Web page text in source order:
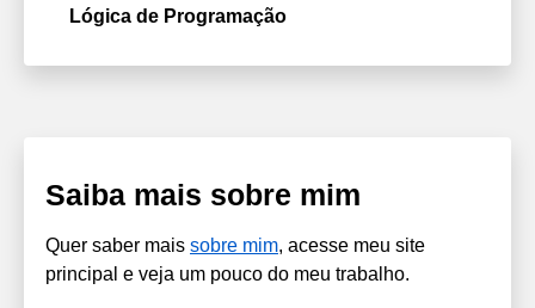
Lógica de Programação
Saiba mais sobre mim
Quer saber mais sobre mim, acesse meu site
principal e veja um pouco do meu trabalho.